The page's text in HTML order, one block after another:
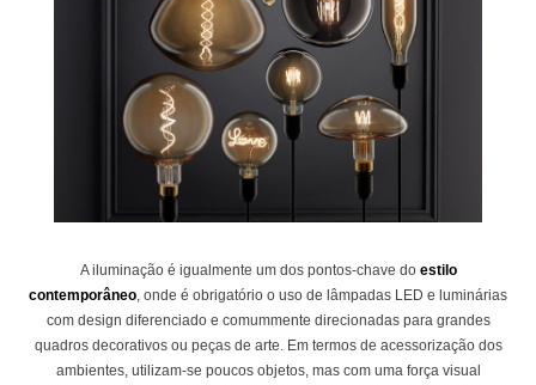
A iluminação é igualmente um dos pontos-chave do estilo
contemporâneo, onde é obrigatório o uso de lâmpadas LED e luminárias
com design diferenciado e comummente direcionadas para grandes
quadros decorativos ou peças de arte. Em termos de acessorização dos
ambientes, utilizam-se poucos objetos, mas com uma força visual